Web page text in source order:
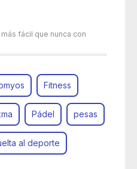
fácil que nunca con
Fitness
Pádel pesas
al deporte